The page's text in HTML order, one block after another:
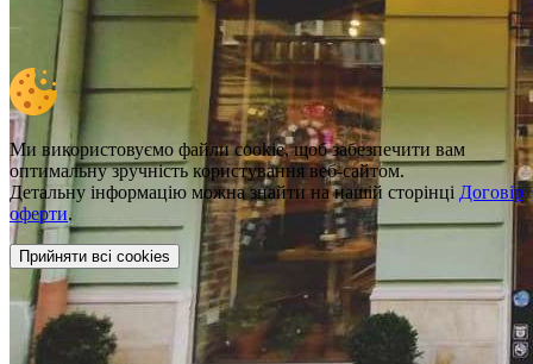
Ми використовуємо файли cookie, щоб забезпечити вам
оптимальну зручність користування веб-сайтом.
Детальну інформацію можна знайти на нашій сторінці Договір
оферти.
Прийняти всі cookies